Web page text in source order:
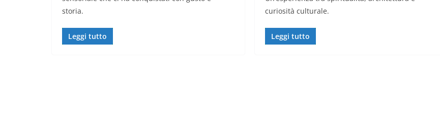
storia.
Leggi tutto
curiosità culturale.
Leggi tutto